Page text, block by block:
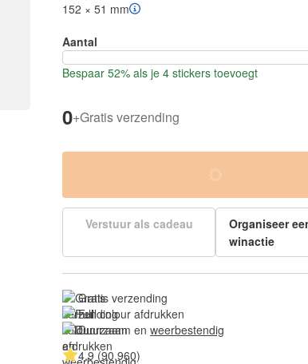
152 × 51 mm
Aantal
Bespaar 52% als je 4 stickers toevoegt
0+Gratis verzending
Verstuur als cadeau
Organiseer
winactie
Gratis verzending
Full colour afdrukken
Duurzaam en weerbestendig
4.9 (90.960)